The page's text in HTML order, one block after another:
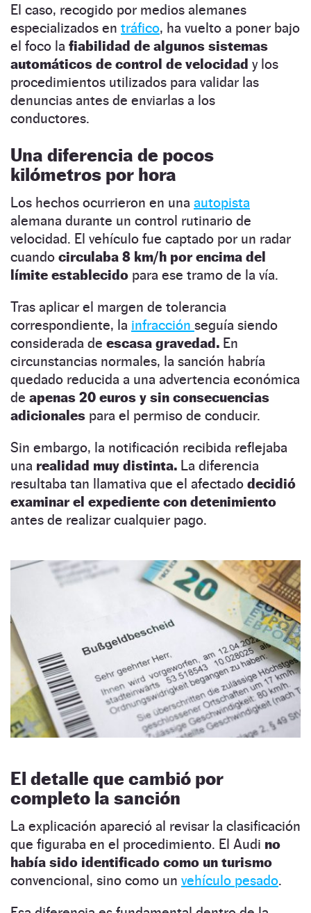
El caso, recogido por medios alemanes
especializados en tráfico, ha vuelto a poner bajo
el foco la fiabilidad de algunos sistemas
automáticos de control de velocidad y los
procedimientos utilizados para validar las
denuncias antes de enviarlas a los
conductores.
Una diferencia de pocos
kilómetros por hora
Los hechos ocurrieron en una autopista
alemana durante un control rutinario de
velocidad. El vehículo fue captado por un radar
cuando circulaba 8 km/h por encima del
límite establecido para ese tramo de la vía.
Tras aplicar el margen de tolerancia
correspondiente, la infracción seguía siendo
considerada de escasa gravedad. En
circunstancias normales, la sanción habría
quedado reducida a una advertencia económica
de apenas 20 euros y sin consecuencias
adicionales para el permiso de conducir.
Sin embargo, la notificación recibida reflejaba
una realidad muy distinta. La diferencia
resultaba tan llamativa que el afectado decidió
examinar el expediente con detenimiento
antes de realizar cualquier pago.
El detalle que cambió por
completo la sanción
La explicación apareció al revisar la clasificación
que figuraba en el procedimiento. El Audi no
había sido identificado como un turismo
convencional, sino como un vehículo pesado.